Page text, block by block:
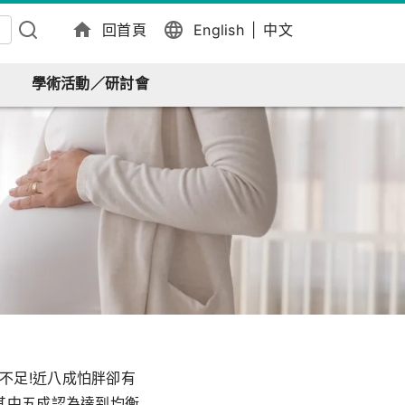
回首頁 English 中文
學術活動／研討會
足!近八成怕胖卻有